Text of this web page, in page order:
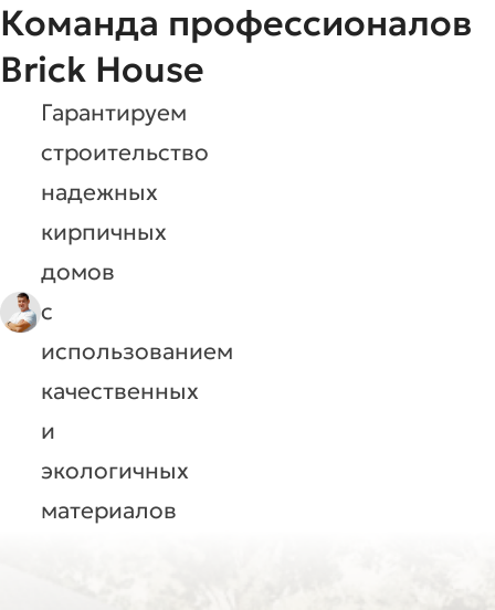
Команда профессионалов
Brick House
Гарантируем
строительство
надежных
кирпичных
домов
с
использованием
качественных
и
экологичных
материалов